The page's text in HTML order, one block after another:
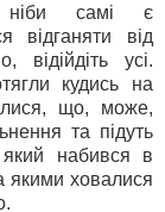
самі є
відганяти від
відійдіть усі.
кудись на
що, може,
та підуть
який набився в
якими ховалися